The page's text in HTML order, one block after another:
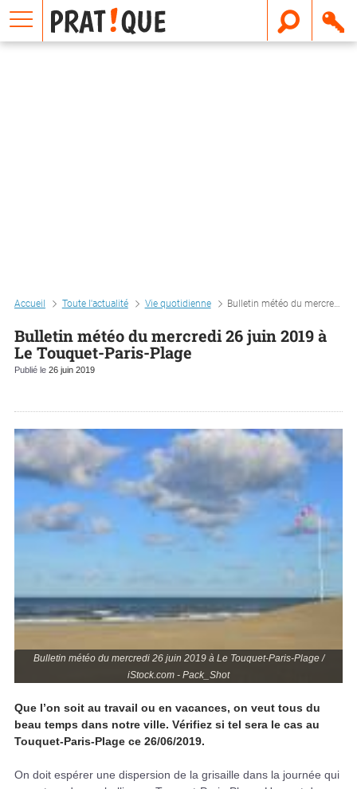
Accueil Toute l'actualité Vie quotidienne Bulletin météo du mercredi 26 juin 2019 à le touquet-paris-plage
Bulletin météo du mercredi 26 juin 2019 à
Le Touquet-Paris-Plage
Publié le 26 juin 2019
Bulletin météo du mercredi 26 juin 2019 à Le Touquet-Paris-Plage /
iStock.com - Pack_Shot
Que l’on soit au travail ou en vacances, on veut tous du
beau temps dans notre ville. Vérifiez si tel sera le cas au
Touquet-Paris-Plage ce 26/06/2019.
On doit espérer une dispersion de la grisaille dans la journée qui
E
m
a